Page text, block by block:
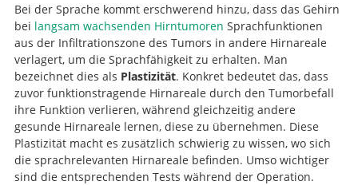
Impact of intraoperative stimulation
brain mapping on glioma surgery outcome: a meta-
analysis.
Bei der Sprache kommt erschwerend hinzu, dass das Gehirn
bei langsam wachsenden Hirntumoren Sprachfunktionen
aus der Infiltrationszone des Tumors in andere Hirnareale
verlagert, um die Sprachfähigkeit zu erhalten. Man
bezeichnet dies als Plastizität. Konkret bedeutet das, dass
zuvor funktionstragende Hirnareale durch den Tumorbefall
ihre Funktion verlieren, während gleichzeitig andere
gesunde Hirnareale lernen, diese zu übernehmen. Diese
Plastizität macht es zusätzlich schwierig zu wissen, wo sich
die sprachrelevanten Hirnareale befinden. Umso wichtiger
sind die entsprechenden Tests während der Operation.